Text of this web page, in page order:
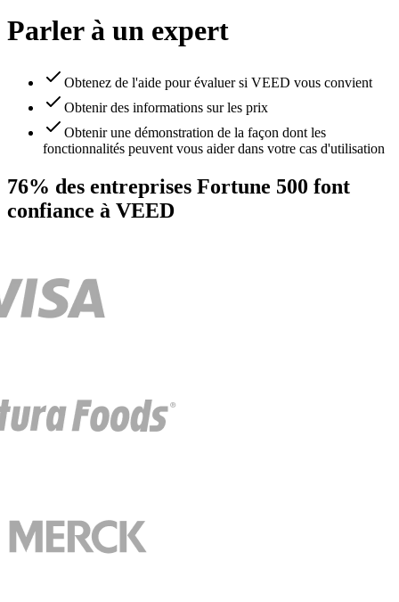
Parler à un expert
Obtenez de l'aide pour évaluer si VEED vous convient
Obtenir des informations sur les prix
Obtenir une démonstration de la façon dont les
fonctionnalités peuvent vous aider dans votre cas d'utilisation
76% des entreprises Fortune 500 font
confiance à VEED